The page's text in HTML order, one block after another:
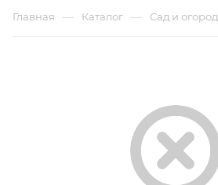
Главная — Каталог — Сад и огород